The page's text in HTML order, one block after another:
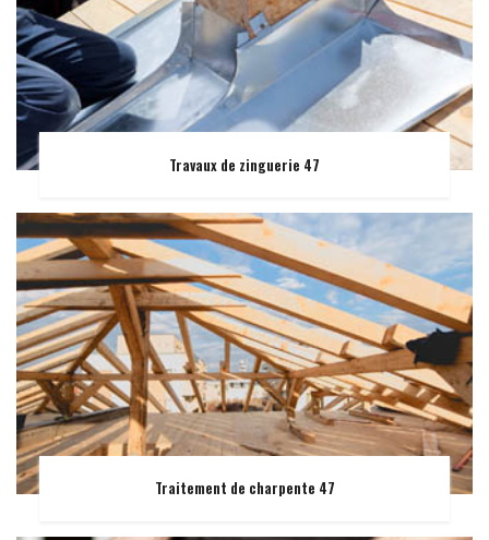
Travaux de zinguerie 47
Traitement de charpente 47